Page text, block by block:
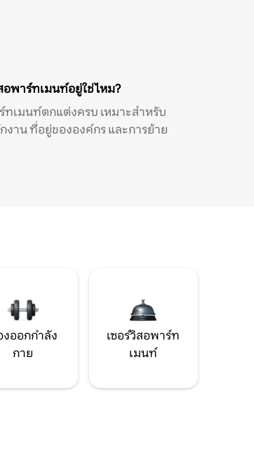
อพาร์ทเมนท์อยู่ใช่ไหม?
ทเมนท์ตกแต่งครบ เหมาะสำหรับ
งาน ที่อยู่ขององค์กร และการย้าย
ออกกำลัง
กาย
เซอร์วิสอพาร์ท
เมนท์